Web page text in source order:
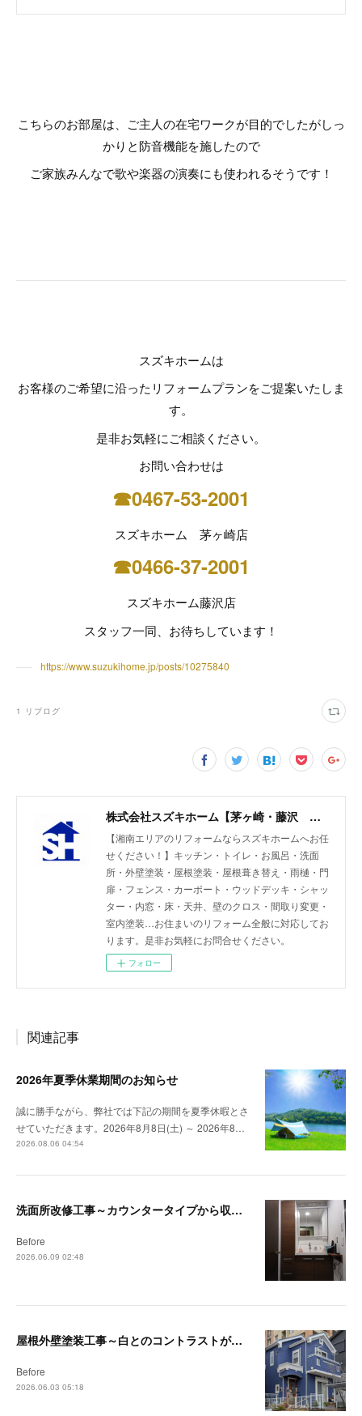
こちらのお部屋は、ご主人の在宅ワークが目的でしたがしっ
かりと防音機能を施したので
ご家族みんなで歌や楽器の演奏にも使われるそうです！
スズキホームは
お客様のご希望に沿ったリフォームプランをご提案いたしま
す。
是非お気軽にご相談ください。
お問い合わせは
☎0467-53-2001
スズキホーム 茅ヶ崎店
☎0466-37-2001
スズキホーム藤沢店
スタッフ一同、お待ちしています！
https://www.suzukihome.jp/posts/10275840
1 リブログ
株式会社スズキホーム【茅ヶ崎・藤沢 湘南エリアのリフォーム】
【湘南エリアのリフォームならスズキホームへお任
せください！】キッチン・トイレ・お風呂・洗面
所・外壁塗装・屋根塗装・屋根葺き替え・雨樋・門
扉・フェンス・カーポート・ウッドデッキ・シャッ
ター・内窓・床・天井、壁のクロス・間取り変更・
室内塗装…お住まいのリフォーム全般に対応してお
ります。是非お気軽にお問合せください。
フォロー
関連記事
2026年夏季休業期間のお知らせ
誠に勝手ながら、弊社では下記の期間を夏季休暇とさ
せていただきます。2026年8月8日(土) ～ 2026年8…
2026.08.06 04:54
洗面所改修工事～カウンタータイプから収納付洗面台へ～【茅ヶ崎・藤沢リフォーム事例】
Before
2026.06.09 02:48
屋根外壁塗装工事～白とのコントラストが映える深みのあるブルーへ～【藤沢・茅ヶ崎リフォーム事例】
Before
2026.06.03 05:18